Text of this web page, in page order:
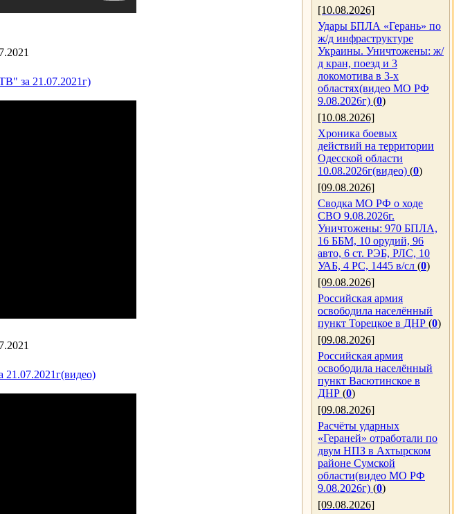
за 21.07.2021г)
21.07.2021г(видео)
[10.08.2026]
Удары БПЛА «Герань» по
ж/д инфраструктуре
Украины. Уничтожены: ж/
д кран, поезд и 3
локомотива в 3-х
областях(видео МО РФ
9.08.2026г) (0)
[10.08.2026]
Хроника боевых
действий на территории
Одесской области
10.08.2026г(видео) (0)
[09.08.2026]
Сводка МО РФ о ходе
СВО 9.08.2026г.
Уничтожены: 970 БПЛА,
16 ББМ, 10 орудий, 96
авто, 6 ст. РЭБ, РЛС, 10
УАБ, 4 РС, 1445 в/сл (0)
[09.08.2026]
Российская армия
освободила населённый
пункт Торецкое в ДНР (0)
[09.08.2026]
Российская армия
освободила населённый
пункт Васютинское в
ДНР (0)
[09.08.2026]
Расчёты ударных
«Гераней» отработали по
двум НПЗ в Ахтырском
районе Сумской
области(видео МО РФ
9.08.2026г) (0)
[09.08.2026]